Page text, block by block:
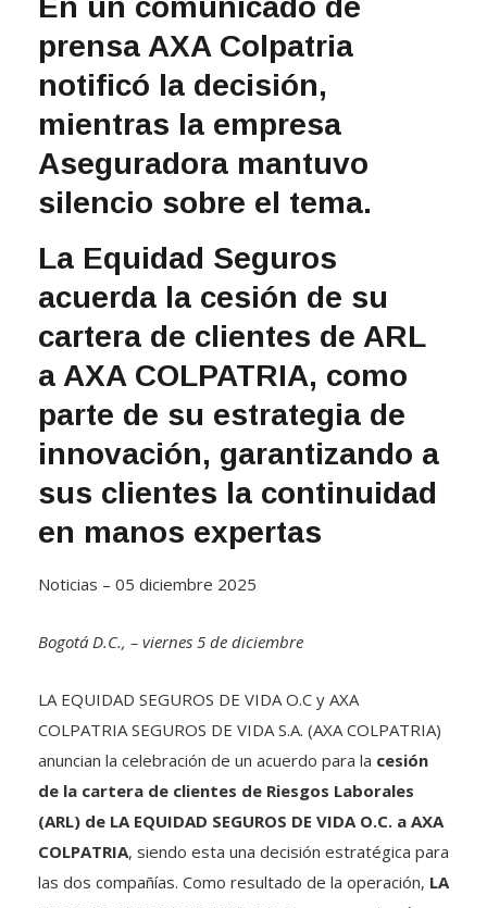
prensa AXA Colpatria
notificó la decisión,
mientras la empresa
Aseguradora mantuvo
silencio sobre el tema.
acuerda la cesión de su
cartera de clientes de ARL
a AXA COLPATRIA, como
parte de su estrategia de
innovación, garantizando a
sus clientes la continuidad
en manos expertas
COLPATRIA SEGUROS DE VIDA S.A. (AXA COLPATRIA)
anuncian la celebración de un acuerdo para lacesión
de la cartera de clientes de Riesgos Laborales
(ARL) de LA EQUIDAD SEGUROS DE VIDA O.C. a AXA
COLPATRIA, siendo esta una decisión estratégica para
las dos compañías. Como resultado de la operación,LA
EQUIDAD SEGUROS DE VIDA O.C.se concentrará